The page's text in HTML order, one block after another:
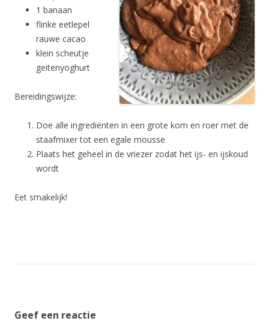
1 banaan
flinke eetlepel
rauwe cacao
klein scheutje
geitenyoghurt
Bereidingswijze:
Doe alle ingrediënten in een grote kom en roer met de
staafmixer tot een egale mousse
Plaats het geheel in de vriezer zodat het ijs- en ijskoud
wordt
Eet smakelijk!
Geef een reactie